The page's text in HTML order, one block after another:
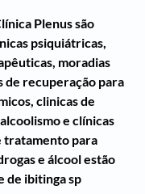
Plenus são
psiquiátricas,
moradias
de recuperação para
clinicas de
e clínicas
tratamento para
e álcool estão
de ibitinga sp